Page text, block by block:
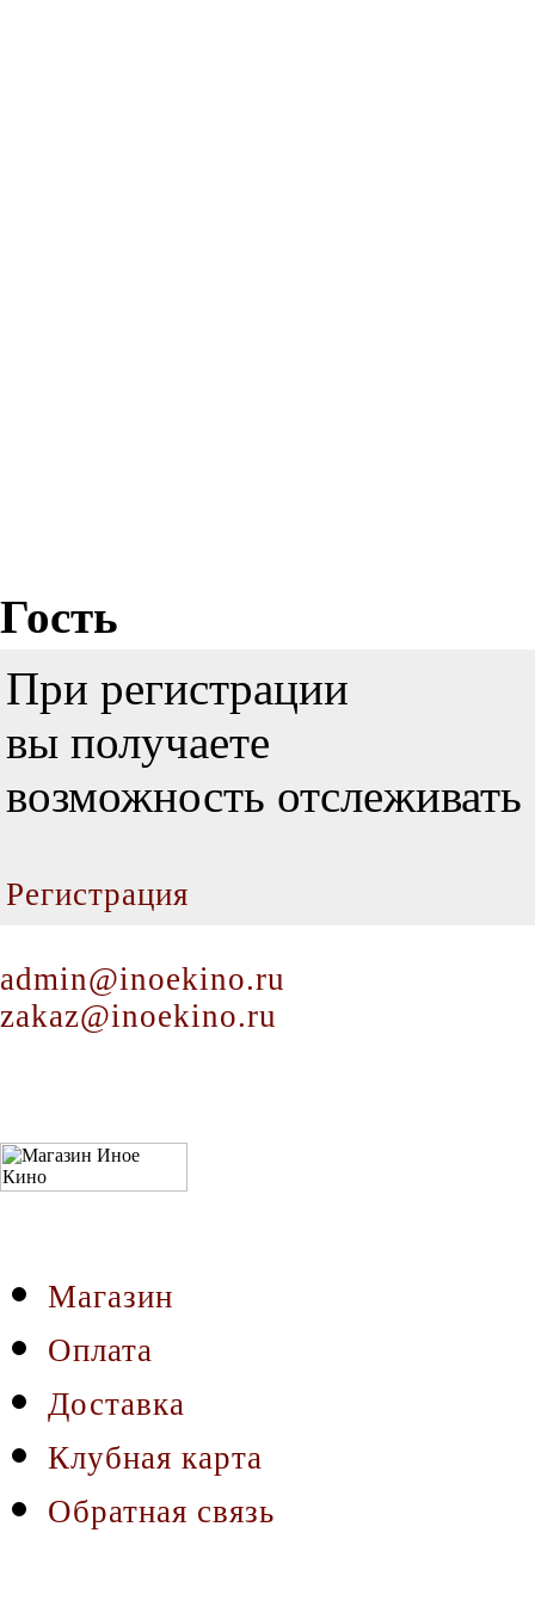
Гость
При регистрации
вы получаете
возможность
Регистрация
admin@inoekino.ru
zakaz@inoekino.ru
Магазин
Оплата
Доставка
Клубная карта
Обратная связь